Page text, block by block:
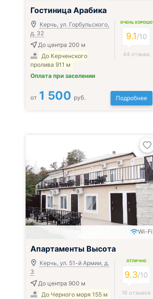
Гостиница Арабика
Керчь, ул. Горбульского,
д. 32
До центра 200 м
До Керченского
пролива 911 м
Оплата при заселении
ОЧЕНЬ ХОРОШО
9.1/10
44 отзыва
от 1 500 руб. Подробнее
Wi-Fi
Апартаменты Высота
Керчь, ул. 51-й Армии, д.
3
До центра 900 м
До Черного моря 155 м
ОТЛИЧНО
9.3/10
16 отзывов